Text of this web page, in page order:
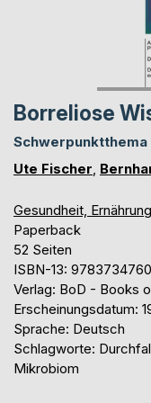
Borreliose
Schwerpunktthema
Ute Fischer
Gesundheit,
Paperback
52 Seiten
ISBN-13:
Verlag: BoD - Books
Erscheinungsdatum:
Sprache: Deutsch
Schlagworte:
Mikrobiom